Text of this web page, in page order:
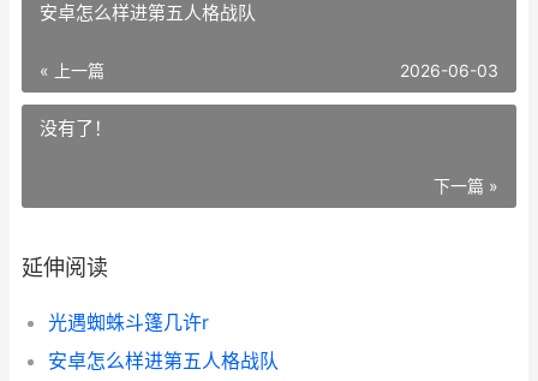
安卓怎么样进第五人格战队
« 上一篇 2026-06-03
没有了！
下一篇 »
延伸阅读
光遇蜘蛛斗篷几许r
安卓怎么样进第五人格战队